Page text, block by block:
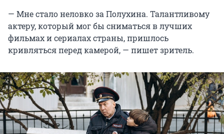
— Мне стало неловко за Полухина. Талантливому
актеру, который мог бы сниматься в лучших
фильмах и сериалах страны, пришлось
кривляться перед камерой, — пишет зритель.